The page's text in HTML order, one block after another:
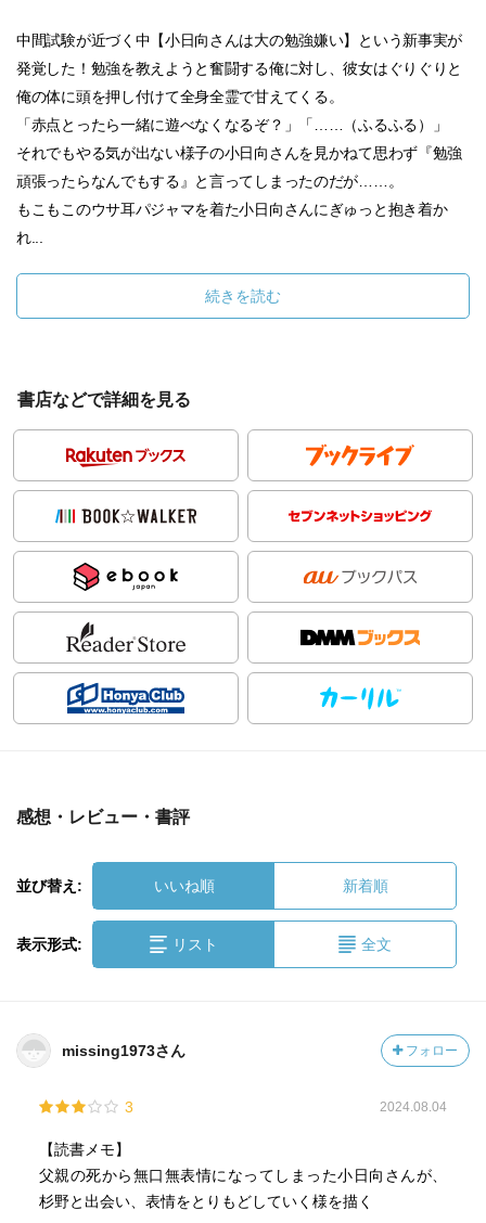
中間試験が近づく中【小日向さんは大の勉強嫌い】という新事実が
発覚した！勉強を教えようと奮闘する俺に対し、彼女はぐりぐりと
俺の体に頭を押し付けて全身全霊で甘えてくる。
「赤点とったら一緒に遊べなくなるぞ？」「……（ふるふる）」
それでもやる気が出ない様子の小日向さんを見かねて思わず『勉強
頑張ったらなんでもする』と言ってしまったのだが……。
もこもこのウサ耳パジャマを着た小日向さんにぎゅっと抱き着か
れ...
続きを読む
書店などで詳細を見る
感想・レビュー・書評
並び替え: いいね順 新着順
表示形式: リスト 全文
missing1973さん フォロー
3 2024.08.04
【読書メモ】
父親の死から無口無表情になってしまった小日向さんが、
杉野と出会い、表情をとりもどしていく様を描く